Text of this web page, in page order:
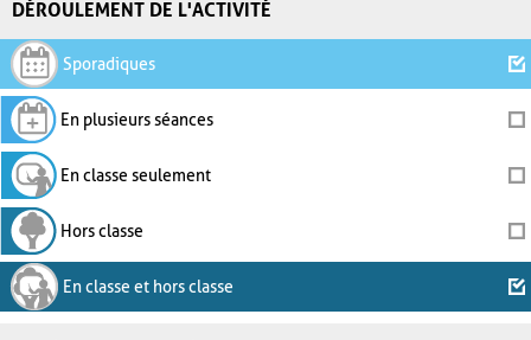
DÉROULEMENT DE L'ACTIVITÉ
Sporadiques
En plusieurs séances
En classe seulement
Hors classe
En classe et hors classe